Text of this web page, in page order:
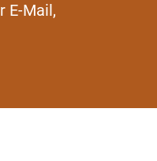
E-Mail,